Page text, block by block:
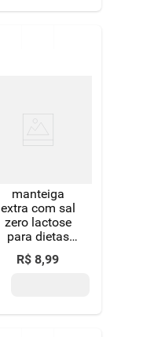
manteiga
extra com sal
zero lactose
para dietas
com restrição
de lactose
R$ 8,99